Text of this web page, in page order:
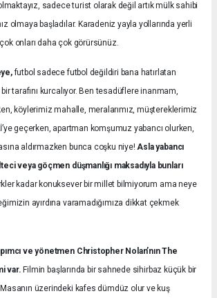
sadece turist olarak değil artık mülk sahibi
olmaya başladılar. Karadeniz yayla yollarında yerli
onları daha çok görürsünüz.
futbol sadece futbol değildiri bana hatırlatan
tarafını kurcalıyor. Ben tesadüflere inanmam,
köylerimiz mahalle, meralarımız, müştereklerimiz
geçerken, apartman komşumuz yabancı olurken,
aldırmazken bunca coşku niye!Asla yabancı
veya göçmen düşmanlığı maksadıyla bunları
kadar konuksever bir millet bilmiyorum ama neye
ayırdına varamadığımıza dikkat çekmek
ve yönetmen Christopher Nolan’nın The
var. Filmin başlarında bir sahnede sihirbaz küçük bir
üzerindeki kafes dümdüz olur ve kuş